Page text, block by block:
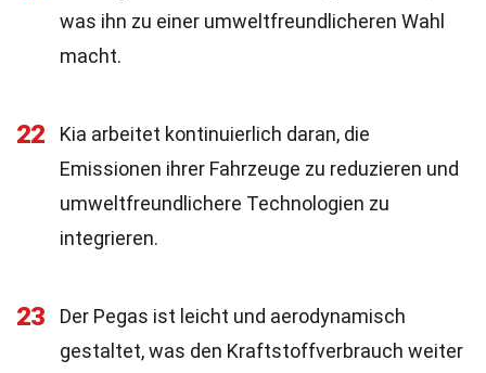
was ihn zu einer umweltfreundlicheren Wahl
macht.
22
Kia arbeitet kontinuierlich daran, die
Emissionen ihrer Fahrzeuge zu reduzieren und
umweltfreundlichere Technologien zu
integrieren.
23
Der Pegas ist leicht und aerodynamisch
gestaltet, was den Kraftstoffverbrauch weiter